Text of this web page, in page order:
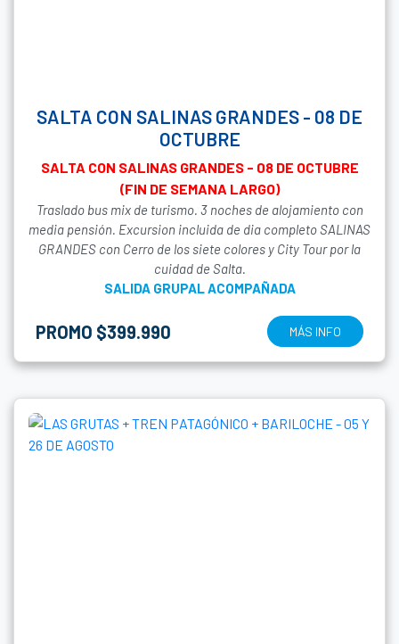
SALTA CON SALINAS GRANDES - 08 DE
OCTUBRE
SALTA CON SALINAS GRANDES - 08 DE OCTUBRE
(FIN DE SEMANA LARGO)
Traslado bus mix de turismo. 3 noches de alojamiento con
media pensión. Excursion incluida de dia completo SALINAS
GRANDES con Cerro de los siete colores y City Tour por la
cuidad de Salta.
SALIDA GRUPAL ACOMPAÑADA
PROMO $399.990 MÁS INFO